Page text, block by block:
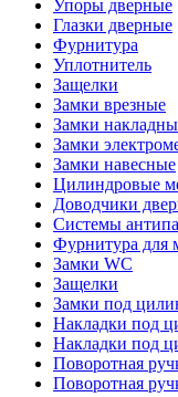
Упоры дверные
Глазки дверные
Фурнитура
Уплотнитель
Защелки
Замки врезные
Замки
Замки
Замки навесные
Цилиндровые
Доводчики
Системы
Фурнитура для
Замки WC
Защелки
Замки под
Накладки под
Накладки под
Поворотная
Поворотная